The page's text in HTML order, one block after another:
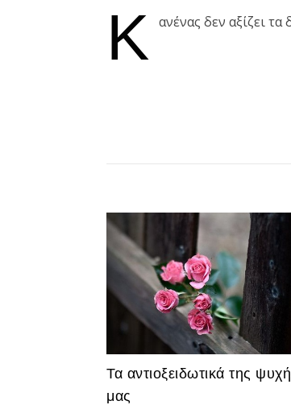
Κ ανένας δεν αξίζει
Τα αντιοξειδωτικά της
μας